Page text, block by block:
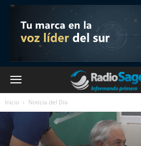
Inicio Noticia del Día